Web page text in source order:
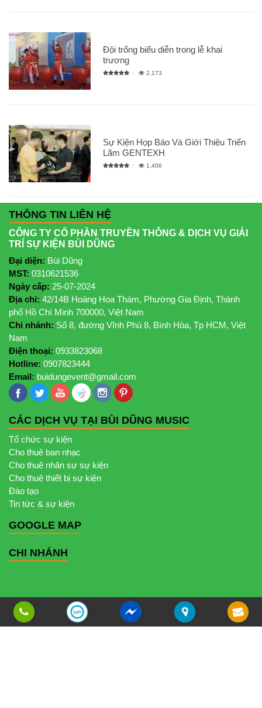
Đội trống biểu diễn trong lễ khai
trương
2,173
Sự Kiện Họp Báo Và Giới Thiệu Triển
Lãm GENTEXH
1,406
THÔNG TIN LIÊN HỆ
CÔNG TY CỔ PHẦN TRUYỀN THÔNG & DỊCH VỤ GIẢI
TRÍ SỰ KIỆN BÙI DŨNG
Đại diện: Bùi Dũng
MST: 0310621536
Ngày cấp: 25-07-2024
Địa chỉ: 42/14B Hoàng Hoa Thám, Phường Gia Định, Thành
phố Hồ Chí Minh 700000, Việt Nam
Chi nhánh: Số 8, đường Vĩnh Phú 8, Bình Hòa, Tp HCM, Việt
Nam
Điện thoại: 0933823068
Hotline: 0907823444
Email: buidungevent@gmail.com
CÁC DỊCH VỤ TẠI BÙI DŨNG MUSIC
Tổ chức sự kiện
Cho thuê ban nhạc
Cho thuê nhân sự sự kiện
Cho thuê thiết bị sự kiện
Đào tạo
Tin tức & sự kiện
GOOGLE MAP